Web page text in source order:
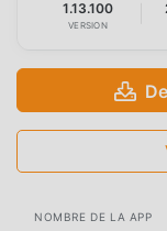
1.13.100
VERSION
NOMBRE DE LA APP